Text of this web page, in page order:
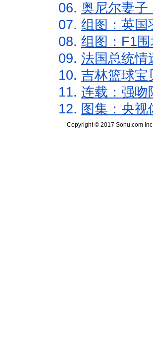
06. 奥尼尔妻子
07. 组图：英国
08. 组图：F1
09. 法国总统情
10. 吉林篮球宝
11. 连载：强吻
12. 图集：央
Copyright © 2017 Sohu.com